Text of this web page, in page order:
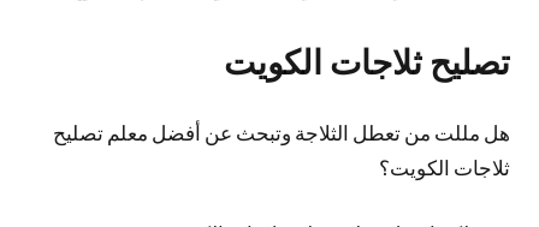
تصليح ثلاجات الكويت
هل مللت من تعطل الثلاجة وتبحث عن أفضل معلم تصليح
ثلاجات الكويت؟